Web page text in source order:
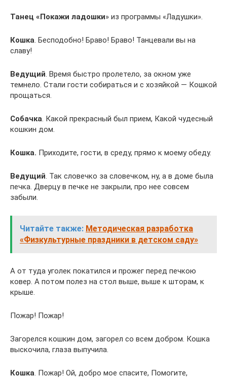
Танец «Покажи ладошки» из программы «Ладушки».
Кошка. Бесподобно! Браво! Браво! Танцевали вы на
славу!
Ведущий. Время быстро пролетело, за окном уже
темнело. Стали гости собираться и с хозяйкой — Кошкой
прощаться.
Собачка. Какой прекрасный был прием, Какой чудесный
кошкин дом.
Кошка. Приходите, гости, в среду, прямо к моему обеду.
Ведущий. Так словечко за словечком, ну, а в доме была
печка. Дверцу в печке не закрыли, про нее совсем
забыли.
Читайте также: Методическая разработка
«Физкультурные праздники в детском саду»
А от туда уголек покатился и прожег перед печкою
ковер. А потом полез на стол выше, выше к шторам, к
крыше.
Пожар! Пожар!
Загорелся кошкин дом, загорел со всем добром. Кошка
выскочила, глаза выпучила.
Кошка. Пожар! Ой, добро мое спасите, Помогите,